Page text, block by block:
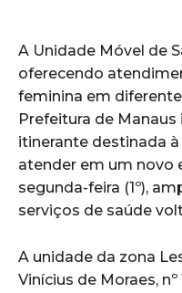
A Unidade Móvel de
oferecendo
feminina em
Prefeitura de
itinerante destinada
atender em um novo
segunda-feira (1º),
serviços de saúde
A unidade da zona
Vinícius de Moraes,